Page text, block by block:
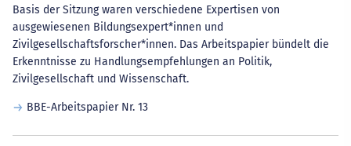
Basis der Sitzung waren verschiedene Expertisen von
ausgewiesenen Bildungsexpert*innen und
Zivilgesellschaftsforscher*innen. Das Arbeitspapier bündelt die
Erkenntnisse zu Handlungsempfehlungen an Politik,
Zivilgesellschaft und Wissenschaft.
BBE-Arbeitspapier Nr. 13